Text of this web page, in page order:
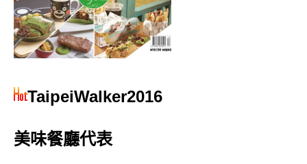
TaipeiWalker2016
美味餐廳代表